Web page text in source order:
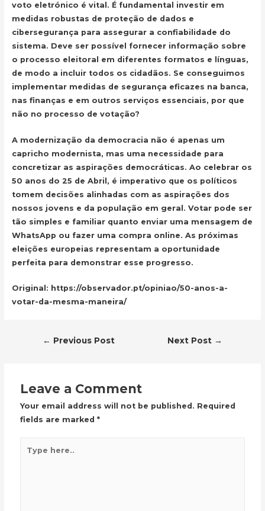
voto eletrónico é vital. É fundamental investir em
medidas robustas de proteção de dados e
cibersegurança para assegurar a confiabilidade do
sistema. Deve ser possível fornecer informação sobre
o processo eleitoral em diferentes formatos e línguas,
de modo a incluir todos os cidadãos. Se conseguimos
implementar medidas de segurança eficazes na banca,
nas finanças e em outros serviços essenciais, por que
não no processo de votação?
A modernização da democracia não é apenas um
capricho modernista, mas uma necessidade para
concretizar as aspirações democráticas. Ao celebrar os
50 anos do 25 de Abril, é imperativo que os políticos
tomem decisões alinhadas com as aspirações dos
nossos jovens e da população em geral. Votar pode ser
tão simples e familiar quanto enviar uma mensagem de
WhatsApp ou fazer uma compra online. As próximas
eleições europeias representam a oportunidade
perfeita para demonstrar esse progresso.
Original: https://observador.pt/opiniao/50-anos-a-
votar-da-mesma-maneira/
Post
← Previous Post Next Post →
Leave a Comment
Your email address will not be published. Required
fields are marked*